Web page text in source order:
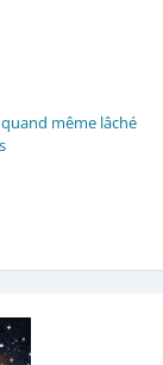
même lâché